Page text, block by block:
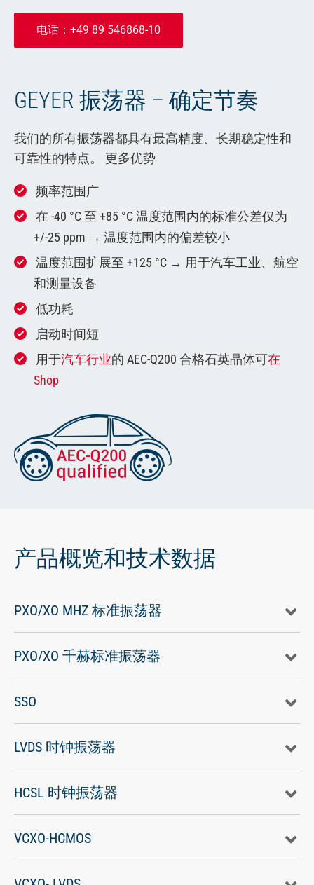
电话：+49 89 546868-10
GEYER 振荡器 – 确定节奏
我们的所有振荡器都具有最高精度、长期稳定性和
可靠性的特点。 更多优势
频率范围广
在 -40 °C 至 +85 °C 温度范围内的标准公差仅为
+/-25 ppm → 温度范围内的偏差较小
温度范围扩展至 +125 °C → 用于汽车工业、航空
和测量设备
低功耗
启动时间短
用于汽车行业的 AEC-Q200 合格石英晶体可在
Shop
产品概览和技术数据
PXO/XO MHZ 标准振荡器
PXO/XO 千赫标准振荡器
SSO
LVDS 时钟振荡器
HCSL 时钟振荡器
VCXO-HCMOS